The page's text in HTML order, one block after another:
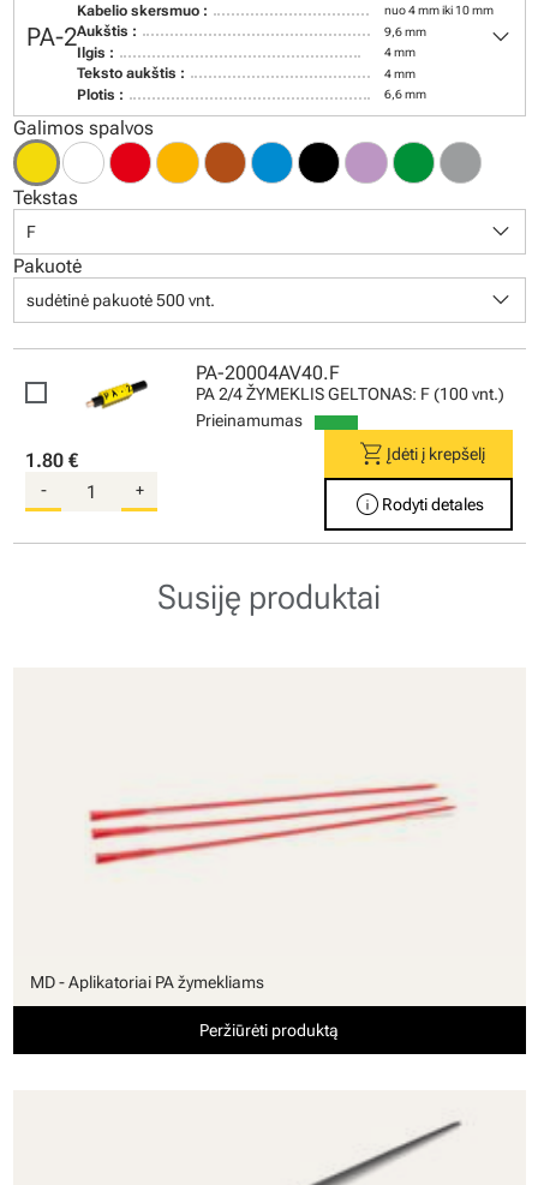
PA-2
Kabelio skersmuo : nuo 4 mm iki 10 mm
Aukštis : 9,6 mm
Ilgis : 4 mm
Teksto aukštis : 4 mm
Plotis : 6,6 mm
keyboard_arrow_down
Galimos spalvos
Tekstas
F keyboard_arrow_down
Pakuotė
sudėtinė pakuotė 500 vnt. keyboard_arrow_down
PA-20004AV40.F
PA 2/4 ŽYMEKLIS GELTONAS: F (100 vnt.)
Prieinamumas
1.80 €
- +
shopping_cartĮdėti į krepšelį
info Rodyti detales
Susiję produktai
MD - Aplikatoriai PA žymekliams
Peržiūrėti produktą